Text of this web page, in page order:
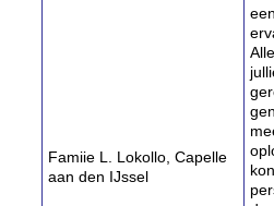
Famiie L. Lokollo, Capelle
aan den IJssel